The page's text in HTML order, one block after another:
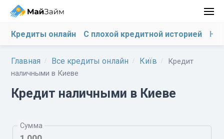
Кредиты онлайн С плохой кредитной историей На
Главная Все кредиты онлайн Київ
Кредит
наличными в Киеве
Кредит наличными в Киеве
Сумма